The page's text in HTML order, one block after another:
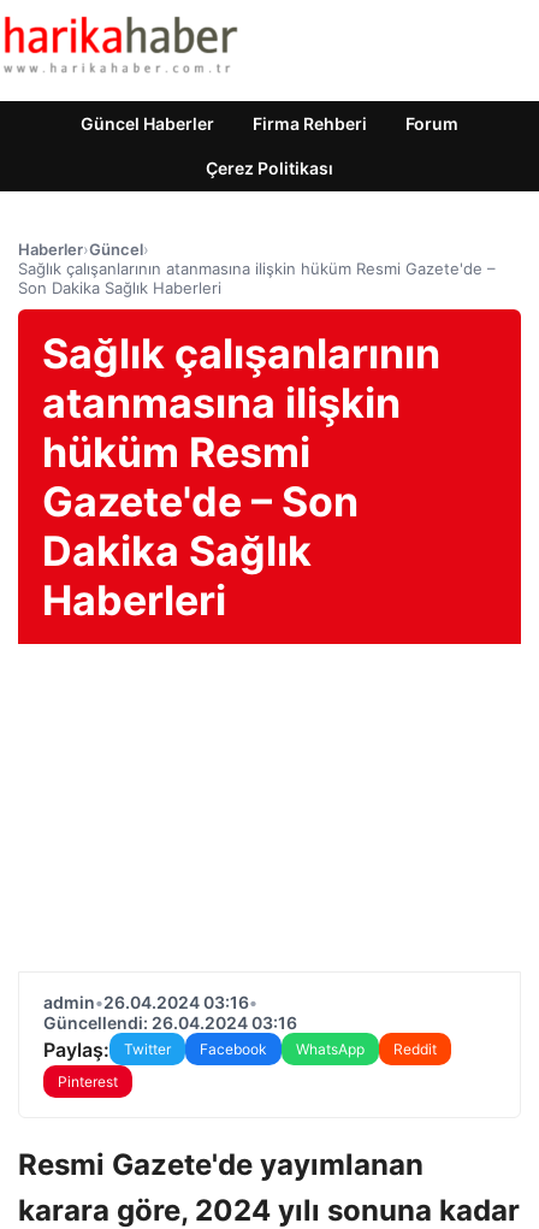
Güncel Haberler Firma Rehberi Forum
Çerez Politikası
Haberler›Güncel›
Sağlık çalışanlarının atanmasına ilişkin hüküm Resmi Gazete'de –
Son Dakika Sağlık Haberleri
Sağlık çalışanlarının
atanmasına ilişkin
hüküm Resmi
Gazete'de – Son
Dakika Sağlık
Haberleri
admin•26.04.2024 03:16•
Güncellendi: 26.04.2024 03:16
Paylaş: Twitter Facebook WhatsApp
Reddit
Pinterest
Resmi Gazete'de yayımlanan
karara göre, 2024 yılı sonuna kadar